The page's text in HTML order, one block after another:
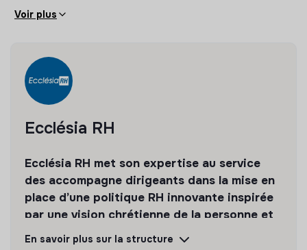
Enfin, en plus de votre rémunération, vous bénéficierez
Voir plus
Ecclésia RH
Ecclésia RH met son expertise au service
des accompagne dirigeants dans la mise en
place d’une politique RH innovante inspirée
par une vision chrétienne de la personne et
du travail.
En savoir plus sur la structure